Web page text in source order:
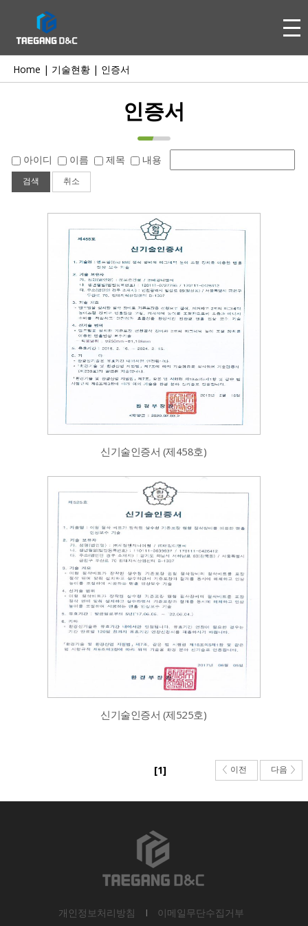
Home | 기술현황 | 인증서
인증서
아이디 이름 제목 내용
검색 취소
신기술인증서 (제458호)
신기술인증서 (제525호)
[1] 이전 다음
개인정보처리방침 I 이메일무단수집거부